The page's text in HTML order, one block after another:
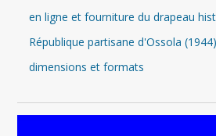
en ligne et fourniture du drapeau
République partisane d'Ossola
dimensions et formats